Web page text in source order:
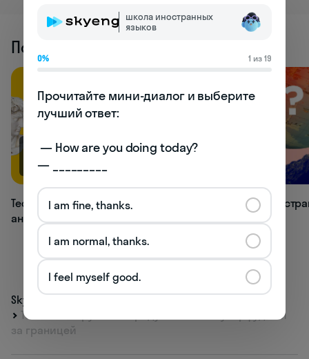
Похожие статьи
66.9K
Тест: как хорошо вы знаете времена
английского языка?
Тест: в какой
Skyeng Тесты
Еще тесты
Тест: какие русские продукты стали суперфудами
за границей
школа иностранных
языков
0% 1 из 19
Прочитайте мини-диалог и выберите
лучший ответ:
— _________
I am fine, thanks.
I am normal, thanks.
I feel myself good.